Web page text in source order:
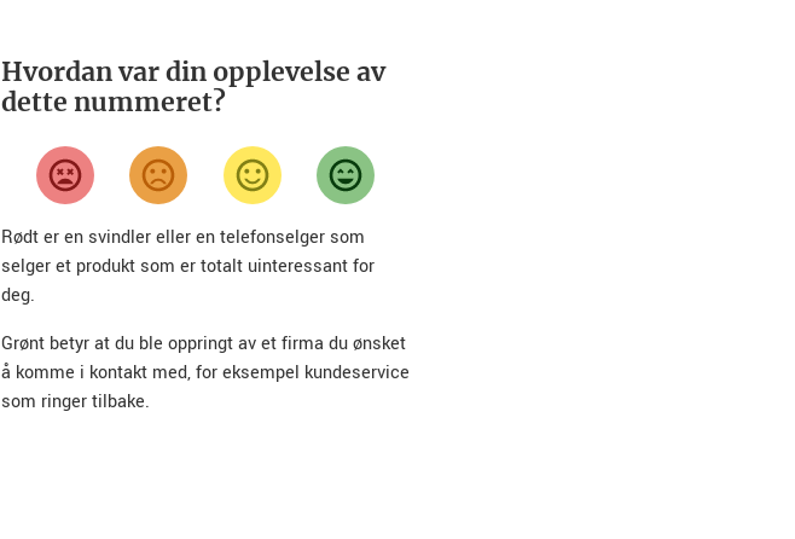
Hvordan var din opplevelse av
dette nummeret?
Rødt er en svindler eller en telefonselger som
selger et produkt som er totalt uinteressant for
deg.
Grønt betyr at du ble oppringt av et firma du ønsket
å komme i kontakt med, for eksempel kundeservice
som ringer tilbake.